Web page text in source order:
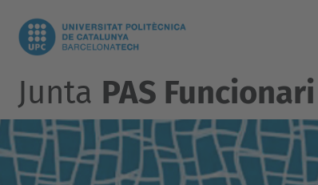
Junta PAS Funcionari